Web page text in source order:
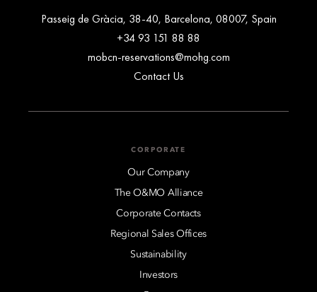
Passeig de Gràcia, 38-40, Barcelona, 08007, Spain
+34 93 151 88 88
mobcn-reservations@mohg.com
Contact Us
CORPORATE
Our Company
The O&MO Alliance
Corporate Contacts
Regional Sales Offices
Sustainability
Investors